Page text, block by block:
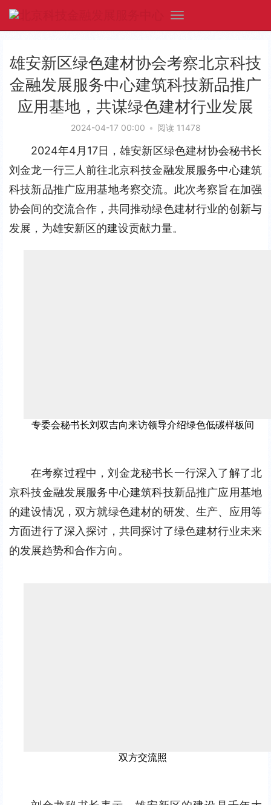
雄安新区绿色建材协会考察北京科技
金融发展服务中心建筑科技新品推广
应用基地，共谋绿色建材行业发展
2024-04-17 00:00 • 阅读 11478
2024年4月17日，雄安新区绿色建材协会秘书长
刘金龙一行三人前往北京科技金融发展服务中心建筑
科技新品推广应用基地考察交流。此次考察旨在加强
协会间的交流合作，共同推动绿色建材行业的创新与
发展，为雄安新区的建设贡献力量。
专委会秘书长刘双吉向来访领导介绍绿色低碳样板间
在考察过程中，刘金龙秘书长一行深入了解了北
京科技金融发展服务中心建筑科技新品推广应用基地
的建设情况，双方就绿色建材的研发、生产、应用等
方面进行了深入探讨，共同探讨了绿色建材行业未来
的发展趋势和合作方向。
双方交流照